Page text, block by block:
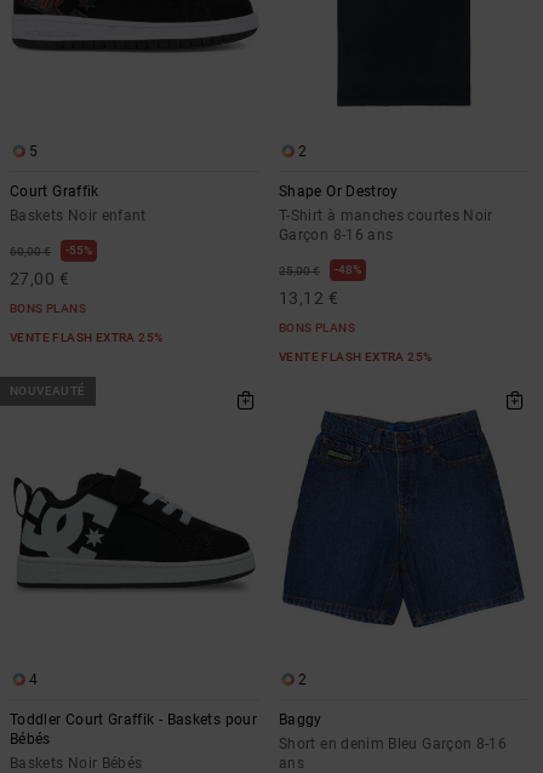
5
Court Graffik
Baskets Noir enfant
60,00 € 55%
27,00 €
BONS PLANS
VENTE FLASH EXTRA 25%
2
Shape Or Destroy
T-Shirt à manches courtes Noir
Garçon 8-16 ans
25,00 € 48%
13,12 €
BONS PLANS
VENTE FLASH EXTRA 25%
NOUVEAUTÉ
4
Toddler Court Graffik - Baskets pour
Bébés
Baskets Noir Bébés
2
Baggy
Short en denim Bleu Garçon 8-16
ans